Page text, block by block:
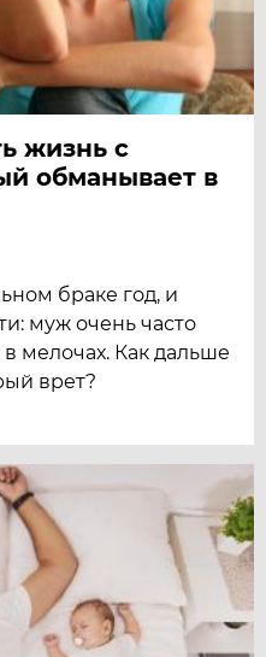
жизнь с
обманывает в
браке год, и
муж очень часто
мелочах. Как дальше
врет?